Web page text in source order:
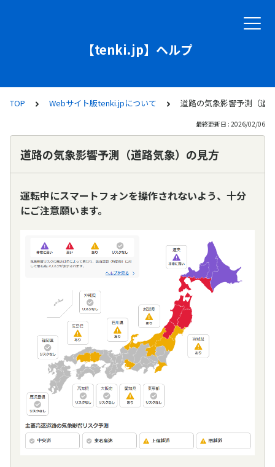
【tenki.jp】ヘルプ
TOP Webサイト版tenki.jpについて 道路の気象影響予測（道
最終更新日 : 2026/02/06
道路の気象影響予測（道路気象）の見方
運転中にスマートフォンを操作されないよう、十分
にご注意願います。